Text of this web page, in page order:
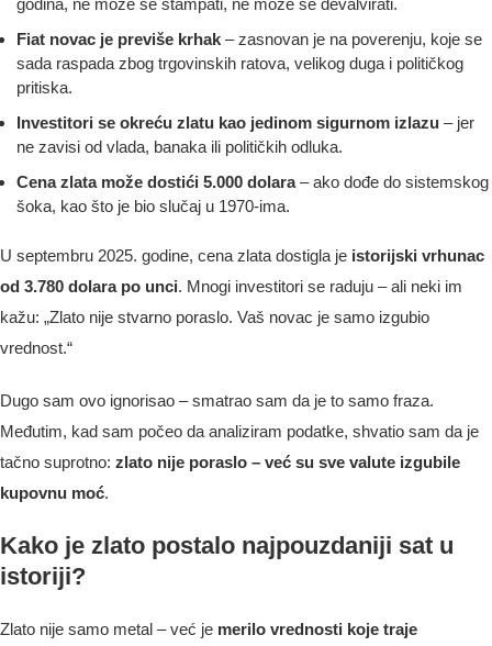
godina, ne može se štampati, ne može se devalvirati.
Fiat novac je previše krhak – zasnovan je na poverenju, koje se
sada raspada zbog trgovinskih ratova, velikog duga i političkog
pritiska.
Investitori se okreću zlatu kao jedinom sigurnom izlazu – jer
ne zavisi od vlada, banaka ili političkih odluka.
Cena zlata može dostići 5.000 dolara– ako dođe do sistemskog
šoka, kao što je bio slučaj u 1970-ima.
U septembru 2025. godine, cena zlata dostigla je istorijski vrhunac
od 3.780 dolara po unci. Mnogi investitori se raduju – ali neki im
kažu: „Zlato nije stvarno poraslo. Vaš novac je samo izgubio
vrednost.“
Dugo sam ovo ignorisao – smatrao sam da je to samo fraza.
Međutim, kad sam počeo da analiziram podatke, shvatio sam da je
tačno suprotno: zlato nije poraslo – već su sve valute izgubile
kupovnu moć.
Kako je zlato postalo najpouzdaniji sat u
istoriji?
Zlato nije samo metal – već je merilo vrednosti koje traje